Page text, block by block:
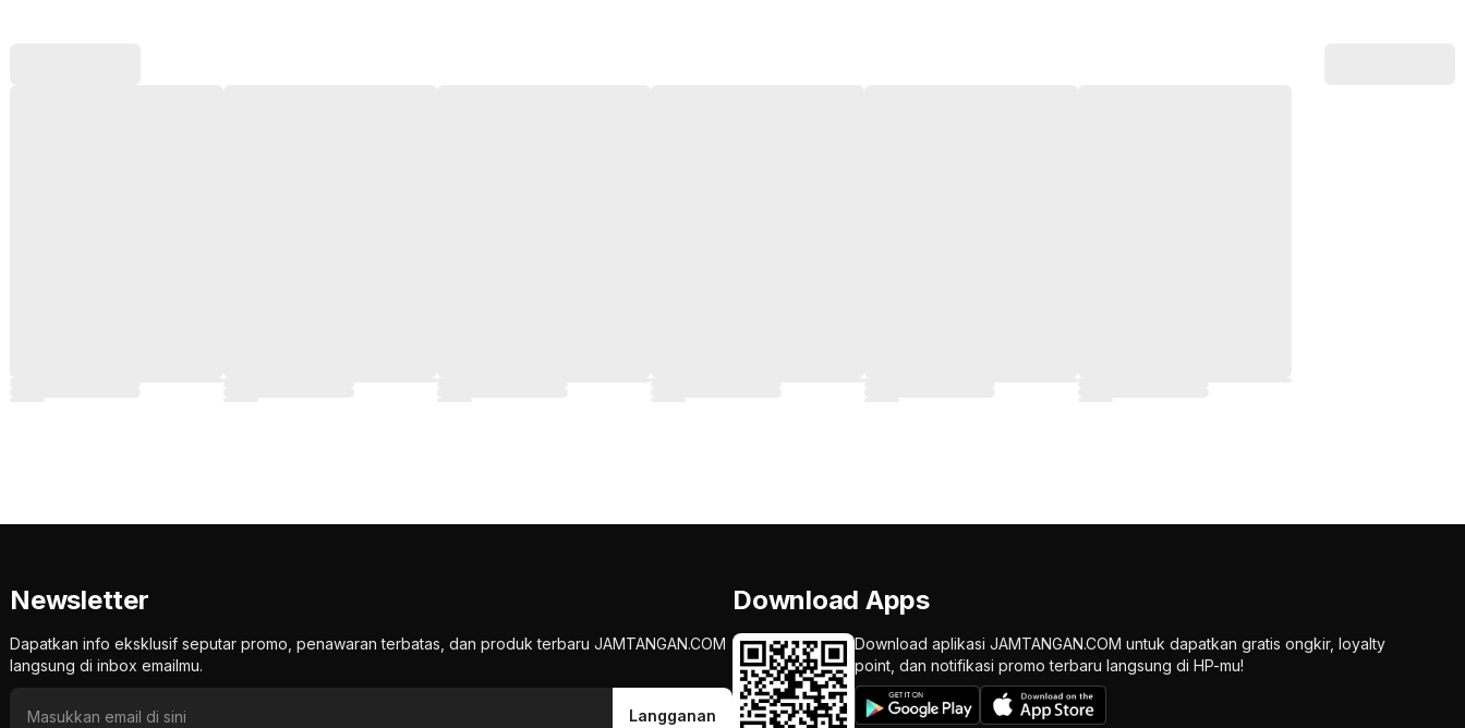
Newsletter
Dapatkan info eksklusif seputar promo, penawaran terbatas, dan produk terbaru JAMTANGAN.COM
langsung di inbox emailmu.
Langganan
Download Apps
Download aplikasi JAMTANGAN.COM untuk dapatkan gratis ongkir, loyalty
point, dan notifikasi promo terbaru langsung di HP-mu!